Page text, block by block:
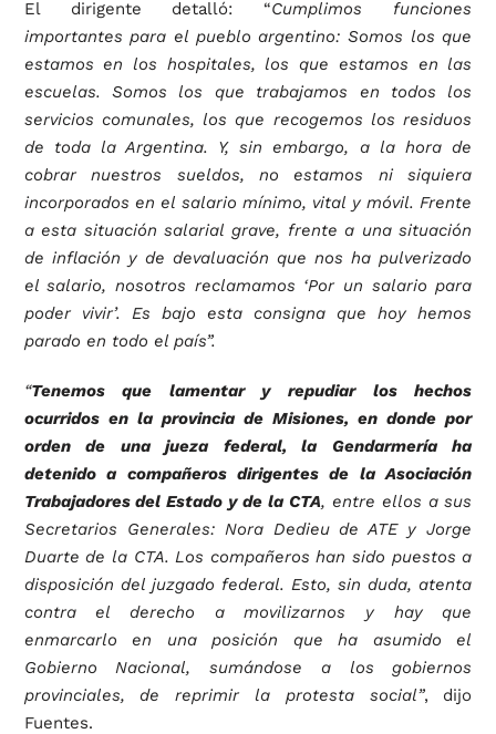
El dirigente detalló: “Cumplimos funciones
importantes para el pueblo argentino: Somos los que
estamos en los hospitales, los que estamos en las
escuelas. Somos los que trabajamos en todos los
servicios comunales, los que recogemos los residuos
de toda la Argentina. Y, sin embargo, a la hora de
cobrar nuestros sueldos, no estamos ni siquiera
incorporados en el salario mínimo, vital y móvil. Frente
a esta situación salarial grave, frente a una situación
de inflación y de devaluación que nos ha pulverizado
el salario, nosotros reclamamos ‘Por un salario para
poder vivir’. Es bajo esta consigna que hoy hemos
parado en todo el país”.
“Tenemos que lamentar y repudiar los hechos
ocurridos en la provincia de Misiones, en donde por
orden de una jueza federal, la Gendarmería ha
detenido a compañeros dirigentes de la Asociación
Trabajadores del Estado y de la CTA, entre ellos a sus
Secretarios Generales: Nora Dedieu de ATE y Jorge
Duarte de la CTA. Los compañeros han sido puestos a
disposición del juzgado federal. Esto, sin duda, atenta
contra el derecho a movilizarnos y hay que
enmarcarlo en una posición que ha asumido el
Gobierno Nacional, sumándose a los gobiernos
provinciales, de reprimir la protesta social”, dijo
Fuentes.